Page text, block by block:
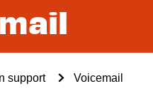
support Voicemail